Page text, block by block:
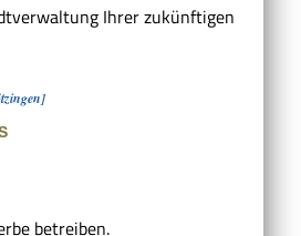
Ihrer zukünftigen
betreiben.